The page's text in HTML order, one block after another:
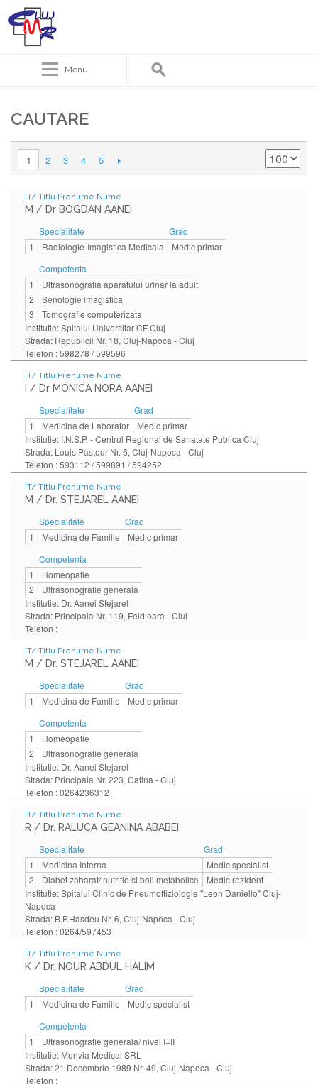
Menu
CAUTARE
1 2 3 4 5
IT/ Titlu Prenume Nume
M / Dr BOGDAN AANEI
Specialitate
Grad
1
Radiologie-Imagistica Medicala
Medic primar
Competenta
1
Ultrasonografia aparatului urinar la adult
2
Senologie imagistica
3
Tomografie computerizata
Institutie: Spitalul Universitar CF Cluj
Strada: Republicii Nr. 18, Cluj-Napoca - Cluj
Telefon : 598278 / 599596
IT/ Titlu Prenume Nume
I / Dr MONICA NORA AANEI
Specialitate
Grad
1
Medicina de Laborator
Medic primar
Institutie: I.N.S.P. - Centrul Regional de Sanatate Publica Cluj
Strada: Louis Pasteur Nr. 6, Cluj-Napoca - Cluj
Telefon : 593112 / 599891 / 594252
IT/ Titlu Prenume Nume
M / Dr. STEJAREL AANEI
Specialitate
Grad
1
Medicina de Familie
Medic primar
Competenta
1
Homeopatie
2
Ultrasonografie generala
Institutie: Dr. Aanei Stejarel
Strada: Principala Nr. 119, Feldioara - Clui
Telefon :
IT/ Titlu Prenume Nume
M / Dr. STEJAREL AANEI
Specialitate
Grad
1
Medicina de Familie
Medic primar
Competenta
1
Homeopatie
2
Ultrasonografie generala
Institutie: Dr. Aanei Stejarel
Strada: Principala Nr. 223, Catina - Cluj
Telefon : 0264236312
IT/ Titlu Prenume Nume
R / Dr. RALUCA GEANINA ABABEI
Specialitate
Grad
1
Medicina Interna
Medic specialist
2
Diabet zaharat/ nutritie si boli metabolice
Medic rezident
Institutie: Spitalul Clinic de Pneumoftiziologie "Leon Daniello" Cluj-
Napoca
Strada: B.P.Hasdeu Nr. 6, Cluj-Napoca - Cluj
Telefon : 0264/597453
IT/ Titlu Prenume Nume
K / Dr. NOUR ABDUL HALIM
Specialitate
Grad
1
Medicina de Familie
Medic specialist
Competenta
1
Ultrasonografie generala/ nivel I+II
Institutie: Monvia Medical SRL
Strada: 21 Decembrie 1989 Nr. 49, Cluj-Napoca - Cluj
Telefon :